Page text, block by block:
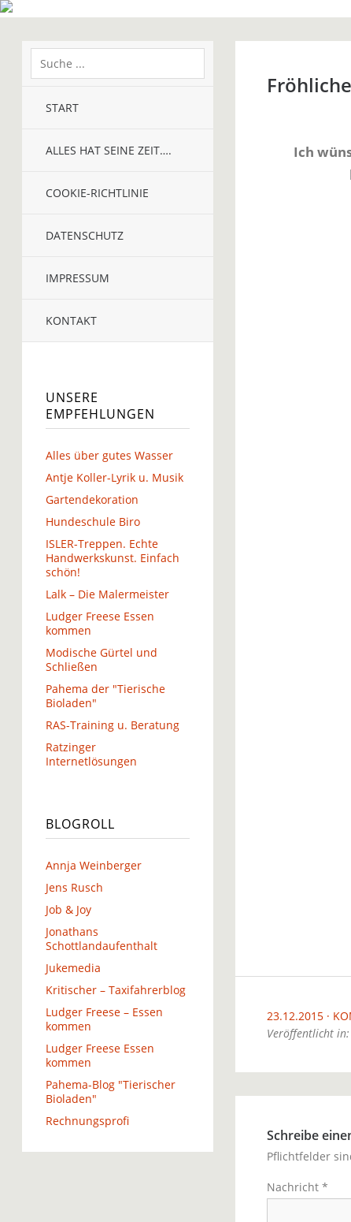
START
ALLES HAT SEINE ZEIT….
COOKIE-RICHTLINIE
DATENSCHUTZ
IMPRESSUM
KONTAKT
UNSERE
EMPFEHLUNGEN
Alles über gutes Wasser
Antje Koller-Lyrik u. Musik
Gartendekoration
Hundeschule Biro
ISLER-Treppen. Echte
Handwerkskunst. Einfach
schön!
Lalk – Die Malermeister
Ludger Freese Essen
kommen
Modische Gürtel und
Schließen
Pahema der "Tierische
Bioladen"
RAS-Training u. Beratung
Ratzinger
Internetlösungen
BLOGROLL
Annja Weinberger
Jens Rusch
Job & Joy
Jonathans
Schottlandaufenthalt
Jukemedia
Kritischer – Taxifahrerblog
Ludger Freese – Essen
kommen
Ludger Freese Essen
kommen
Pahema-Blog "Tierischer
Bioladen"
Rechnungsprofi
Ich
23.12.2015
Veröffentlicht in:
Schreibe
Pflichtfelder
Nachricht *